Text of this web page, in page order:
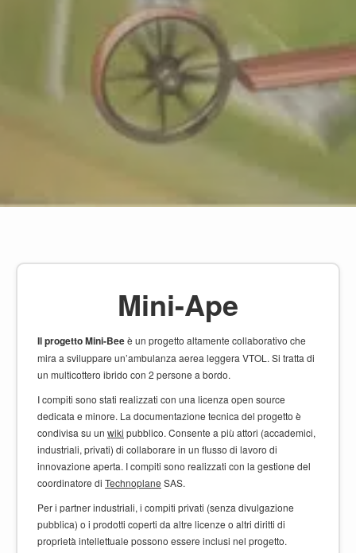
Mini-Ape
Il progetto Mini-Beeè un progetto altamente collaborativo che
mira a sviluppare un’ambulanza aerea leggera VTOL. Si tratta di
un multicottero ibrido con 2 persone a bordo.
I compiti sono stati realizzati con una licenza open source
dedicata e minore. La documentazione tecnica del progetto è
condivisa su un wiki pubblico. Consente a più attori (accademici,
industriali, privati) di collaborare in un flusso di lavoro di
innovazione aperta. I compiti sono realizzati con la gestione del
coordinatore di Technoplane SAS.
Per i partner industriali, i compiti privati (senza divulgazione
pubblica) o i prodotti coperti da altre licenze o altri diritti di
proprietà intellettuale possono essere inclusi nel progetto.